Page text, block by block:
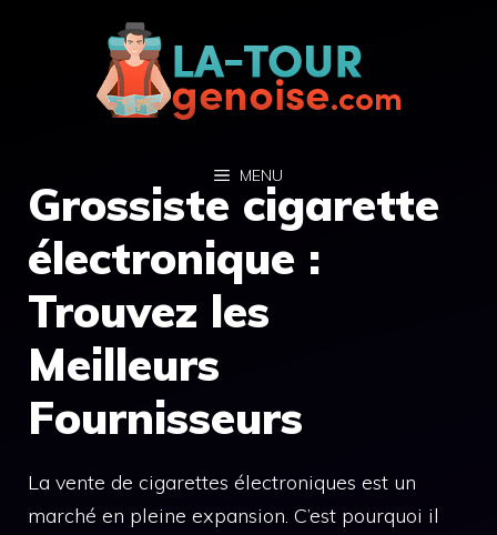
MENU
Grossiste cigarette
électronique :
Trouvez les
Meilleurs
Fournisseurs
La vente de cigarettes électroniques est un
marché en pleine expansion. C’est pourquoi il